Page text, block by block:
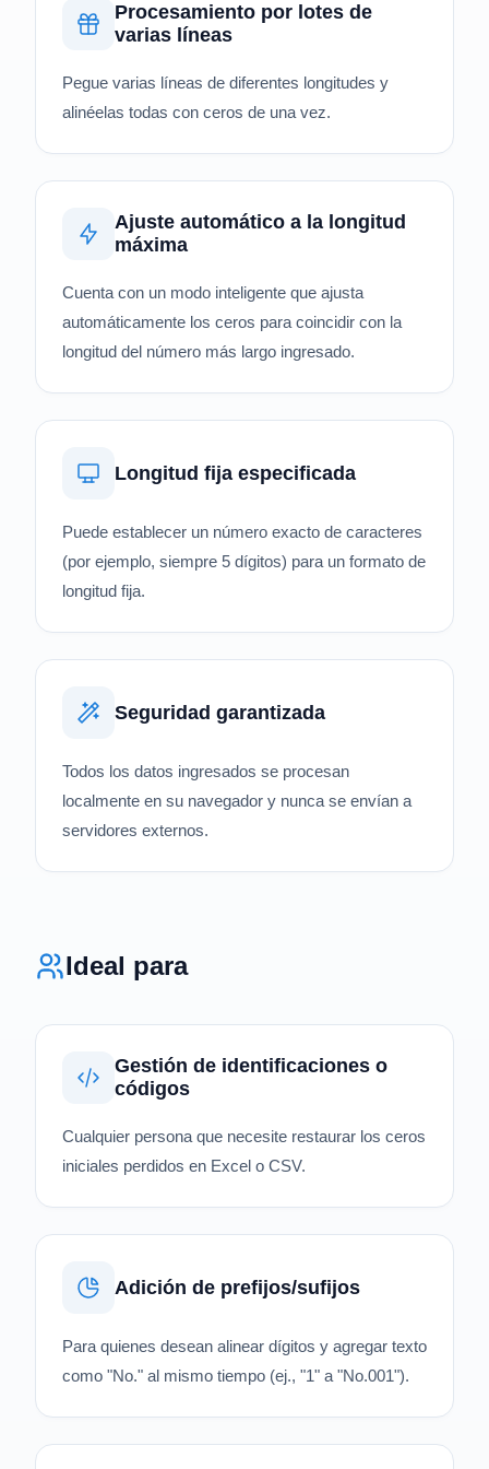
Procesamiento por lotes de
varias líneas
Pegue varias líneas de diferentes longitudes y
alinéelas todas con ceros de una vez.
Ajuste automático a la longitud
máxima
Cuenta con un modo inteligente que ajusta
automáticamente los ceros para coincidir con la
longitud del número más largo ingresado.
Longitud fija especificada
Puede establecer un número exacto de caracteres
(por ejemplo, siempre 5 dígitos) para un formato de
longitud fija.
Seguridad garantizada
Todos los datos ingresados se procesan
localmente en su navegador y nunca se envían a
servidores externos.
Ideal para
Gestión de identificaciones o
códigos
Cualquier persona que necesite restaurar los ceros
iniciales perdidos en Excel o CSV.
Adición de prefijos/sufijos
Para quienes desean alinear dígitos y agregar texto
como "No." al mismo tiempo (ej., "1" a "No.001").